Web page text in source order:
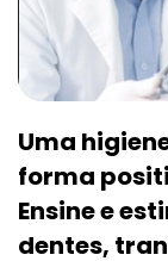
Uma
forma
Ensine e
dentes,